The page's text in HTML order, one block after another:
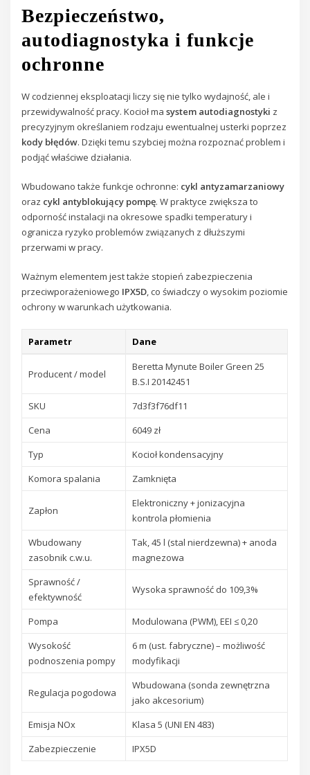
Bezpieczeństwo,
autodiagnostyka i funkcje
ochronne
W codziennej eksploatacji liczy się nie tylko wydajność, ale i
przewidywalność pracy. Kocioł masystem autodiagnostyki z
precyzyjnym określaniem rodzaju ewentualnej usterki poprzez
kody błędów. Dzięki temu szybciej można rozpoznać problem i
podjąć właściwe działania.
Wbudowano także funkcje ochronne: cykl antyzamarzaniowy
oraz cykl antyblokujący pompę. W praktyce zwiększa to
odporność instalacji na okresowe spadki temperatury i
ogranicza ryzyko problemów związanych z dłuższymi
przerwami w pracy.
Ważnym elementem jest także stopień zabezpieczenia
przeciwporażeniowego IPX5D, co świadczy o wysokim poziomie
ochrony w warunkach użytkowania.
Parametr Dane
Producent / model
Beretta Mynute Boiler Green 25
B.S.I 20142451
SKU
7d3f3f76df11
Cena
6049 zł
Typ
Kocioł kondensacyjny
Komora spalania
Zamknięta
Zapłon
Elektroniczny + jonizacyjna
kontrola płomienia
Wbudowany
zasobnik c.w.u.
Tak, 45 l (stal nierdzewna) + anoda
magnezowa
Sprawność /
efektywność
Wysoka sprawność do 109,3%
Pompa
Modulowana (PWM), EEI ≤ 0,20
Wysokość
podnoszenia pompy
6 m (ust. fabryczne) – możliwość
modyfikacji
Regulacja pogodowa
Wbudowana (sonda zewnętrzna
jako akcesorium)
Emisja NOx
Klasa 5 (UNI EN 483)
Zabezpieczenie
IPX5D